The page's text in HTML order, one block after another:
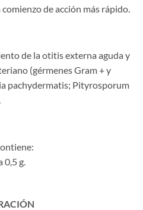
de acción más rápido.
de la otitis externa aguda y
(gérmenes Gram + y
pachydermatis; Pityrosporum
0,5 g.